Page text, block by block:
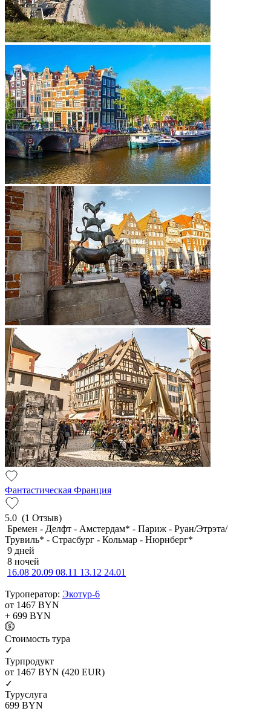
Фантастическая Франция
5.0 (1 Отзыв)
Бремен - Делфт - Амстердам* - Париж - Руан/Этрэта/
Трувиль* - Страсбург - Кольмар - Нюрнберг*
9 дней
8 ночей
16.08 20.09 08.11 13.12 24.01
Туроператор: Экотур-6
от 1467 BYN
+ 699 BYN
Cтоимость тура
✓
Турпродукт
от 1467 BYN (420 EUR)
✓
Туруслуга
699 BYN